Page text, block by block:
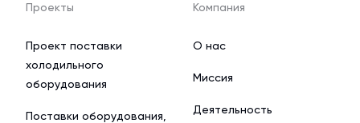
Проекты
Проект поставки
холодильного
оборудования
Поставки оборудования,
Компания
О нас
Миссия
Деятельность